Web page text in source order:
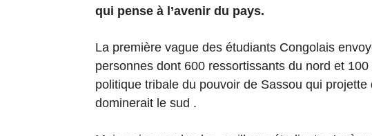
qui pense à l’avenir du pays.
La première vague des étudiants Congolais
personnes dont 600 ressortissants du nord et
politique tribale du pouvoir de Sassou qui
dominerait le sud .